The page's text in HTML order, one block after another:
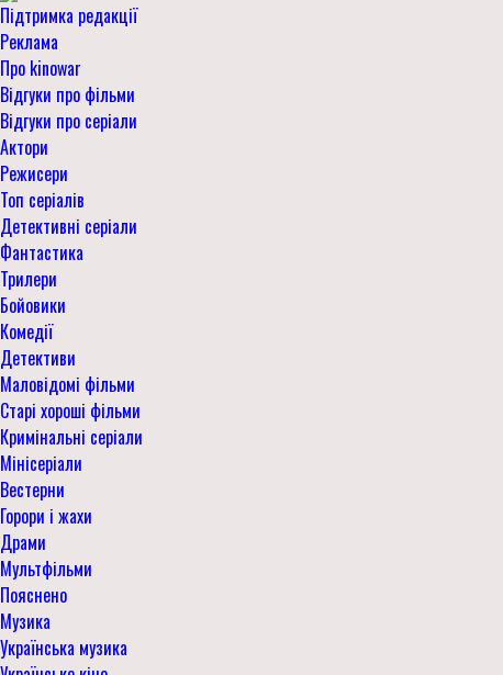
Підтримка редакції
Реклама
Про kinowar
Відгуки про фільми
Відгуки про серіали
Актори
Режисери
Топ серіалів
Детективні серіали
Фантастика
Трилери
Бойовики
Комедії
Детективи
Маловідомі фільми
Старі хороші фільми
Кримінальні серіали
Мінісеріали
Вестерни
Горори і жахи
Драми
Мультфільми
Пояснено
Музика
Українська музика